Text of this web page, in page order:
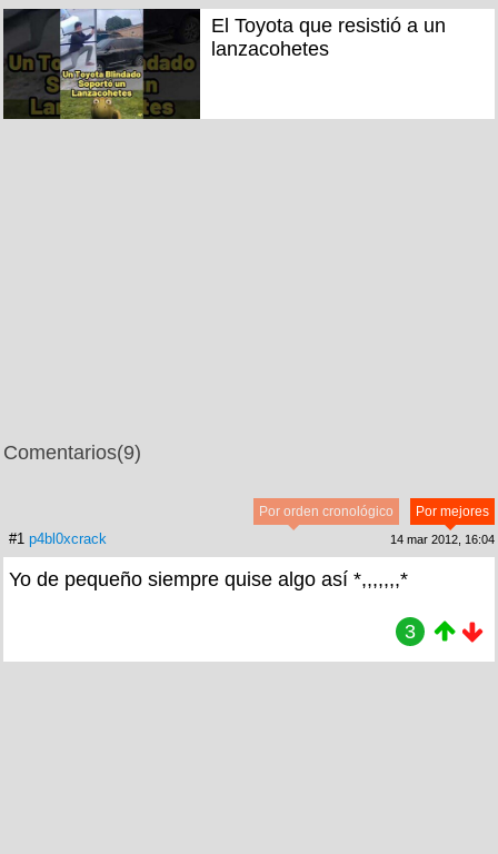
El Toyota que resistió a un
lanzacohetes
Comentarios(9)
Por mejores
Por orden cronológico
#1 p4bl0xcrack 14 mar 2012, 16:04
Yo de pequeño siempre quise algo así *,,,,,,,*
3